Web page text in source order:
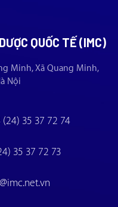
QUỐC TẾ (IMC)
Minh, Xã Quang Minh,
Nội
35 37 72 74
35 37 72 73